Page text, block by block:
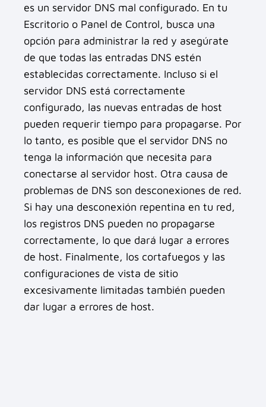
es un servidor DNS mal configurado. En tu
Escritorio o Panel de Control, busca una
opción para administrar la red y asegúrate
de que todas las entradas DNS estén
establecidas correctamente. Incluso si el
servidor DNS está correctamente
configurado, las nuevas entradas de host
pueden requerir tiempo para propagarse. Por
lo tanto, es posible que el servidor DNS no
tenga la información que necesita para
conectarse al servidor host. Otra causa de
problemas de DNS son desconexiones de red.
Si hay una desconexión repentina en tu red,
los registros DNS pueden no propagarse
correctamente, lo que dará lugar a errores
de host. Finalmente, los cortafuegos y las
configuraciones de vista de sitio
excesivamente limitadas también pueden
dar lugar a errores de host.